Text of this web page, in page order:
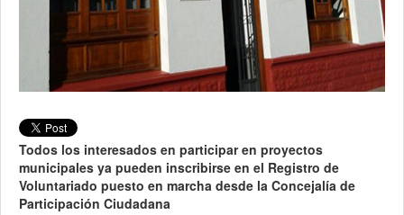
Todos los interesados en participar en proyectos
municipales ya pueden inscribirse en el Registro de
Voluntariado puesto en marcha desde la Concejalía de
Participación Ciudadana